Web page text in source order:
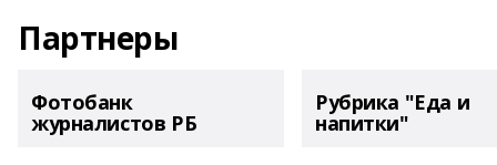
Партнеры
Фотобанк
журналистов РБ
Рубрика "Еда и
напитки"